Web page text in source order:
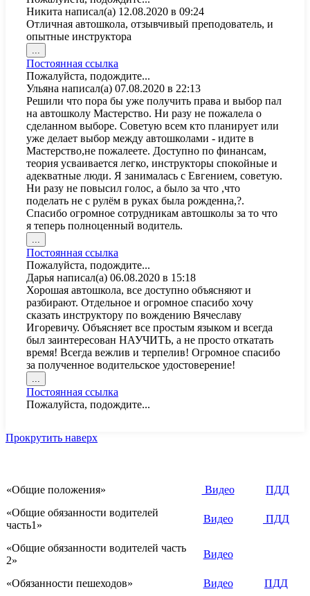
в
другое
состояние.
Никита написал(а) 12.08.2020 в 09:24
Отличная автошкола, отзывчивый преподователь, и
опытные инструктора
этот
метабокс
в
другое
состояние.
Постоянная ссылка
Пожалуйста, подождите...
Ульяна написал(а) 07.08.2020 в 22:13
Решили что пора бы уже получить права и выбор пал
на автошколу Мастерство. Ни разу не пожалела о
сделанном выборе. Советую всем кто планирует или
уже делает выбор между автошколами - идите в
Мастерство,не пожалеете. Доступно по финансам,
теория усваивается легко, инструкторы спокойные и
адекватные люди. Я занималась с Евгением, советую.
Ни разу не повысил голос, а было за что ,что
поделать не с рулём в руках была рожденна,?.
Спасибо огромное сотрудникам автошколы за то что
я теперь полноценный водитель.
этот
метабокс
в
другое
состояние.
Постоянная ссылка
Пожалуйста, подождите...
Дарья написал(а) 06.08.2020 в 15:18
Хорошая автошкола, все доступно объясняют и
разбирают. Отдельное и огромное спасибо хочу
сказать инструктору по вождению Вячеславу
Игоревичу. Объясняет все простым языком и всегда
был заинтересован НАУЧИТЬ, а не просто откатать
время! Всегда вежлив и терпелив! Огромное спасибо
за полученное водительское удостоверение!
этот
метабокс
в
Постоянная ссылка
Пожалуйста, подождите...
Прокрутить наверх
«Общие положения» Видео
ПДД
«Общие обязанности водителей
часть1»
Видео ПДД
«Общие обязанности водителей часть
2»
Видео
«Обязанности пешеходов» Видео
ПДД